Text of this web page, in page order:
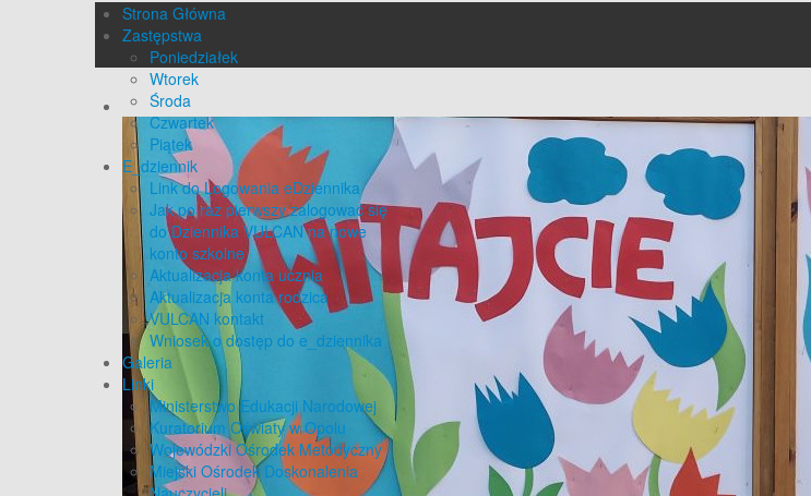
Strona Główna
Zastępstwa
Poniedziałek
Wtorek
Środa
Czwartek
Piątek
E_dziennik
Link do Logowania eDziennika
Jak po raz pierwszy zalogować się
do Dziennika VULCAN na nowe
konto szkolne
Aktualizacja konta ucznia
Aktualizacja konta rodzica
VULCAN kontakt
Wniosek o dostęp do e_dziennika
Galeria
Linki
Ministerstwo Edukacji Narodowej
Kuratorium Oświaty w Opolu
Wojewódzki Ośrodek Metodyczny
Miejski Ośrodek Doskonalenia